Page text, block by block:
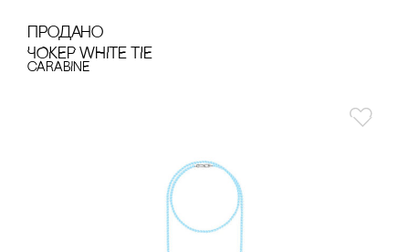
продано
ЧОКЕР WHITE TIE
cARABINE